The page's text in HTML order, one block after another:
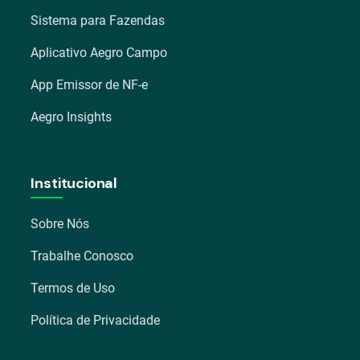
Sistema para Fazendas
Aplicativo Aegro Campo
App Emissor de NF-e
Aegro Insights
Institucional
Sobre Nós
Trabalhe Conosco
Termos de Uso
Política de Privacidade